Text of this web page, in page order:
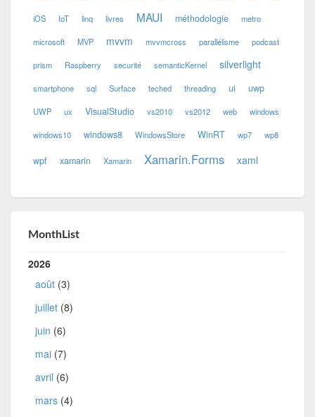
iOS IoT linq livres MAUI méthodologie metro
microsoft MVP mvvm mvvmcross parallélisme podcast
prism Raspberry securité semanticKernel silverlight
smartphone sql Surface teched threading ui uwp
UWP ux VisualStudio vs2010 vs2012 web windows
windows10 windows8 WindowsStore WinRT wp7 wp8
wpf xamarin Xamarin Xamarin.Forms xaml
MonthList
2026
août (3)
juillet (8)
juin (6)
mai (7)
avril (6)
mars (4)